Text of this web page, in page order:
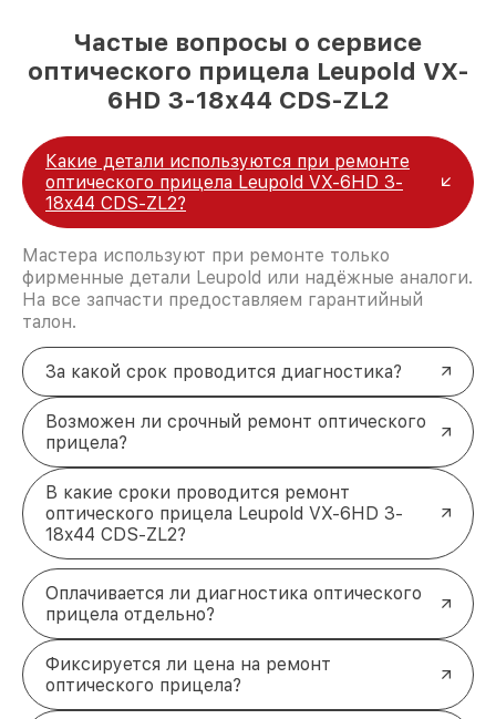
Частые вопросы о сервисе
оптического прицела Leupold VX-
6HD 3-18x44 CDS-ZL2
Какие детали используются при ремонте
оптического прицела Leupold VX-6HD 3-
18x44 CDS-ZL2?
Мастера используют при ремонте только
фирменные детали Leupold или надёжные аналоги.
На все запчасти предоставляем гарантийный
талон.
За какой срок проводится диагностика?
Возможен ли срочный ремонт оптического
прицела?
В какие сроки проводится ремонт
оптического прицела Leupold VX-6HD 3-
18x44 CDS-ZL2?
Оплачивается ли диагностика оптического
прицела отдельно?
Фиксируется ли цена на ремонт
оптического прицела?